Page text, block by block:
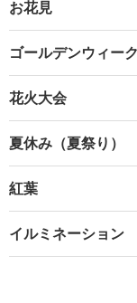
お花見
ゴールデンウィーク
花火大会
夏休み（夏祭り）
紅葉
イルミネーション